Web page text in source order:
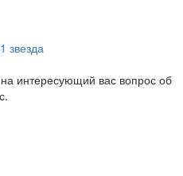
1 звезда
интересующий вас вопрос об